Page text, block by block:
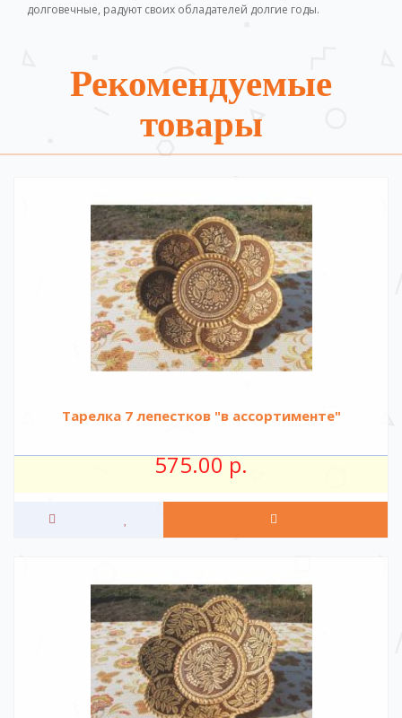
долговечные, радуют своих обладателей долгие годы.
Рекомендуемые
товары
Тарелка 7 лепестков "в ассортименте"
575.00 р.